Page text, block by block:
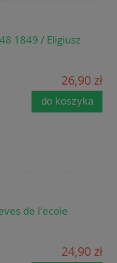
1849 / Eligiusz
26,90 zł
do koszyka
de l'ecole
24,90 zł